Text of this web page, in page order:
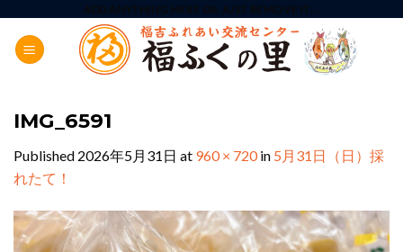
content
ADD ANYTHING HERE OR JUST REMOVE IT...
IMG_6591
Published 2026年5月31日 at 960 × 720in 5月31日（日）採
れたて！